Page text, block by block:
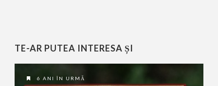
TE-AR PUTEA INTERESA ȘI
6 ANI ÎN URMĂ